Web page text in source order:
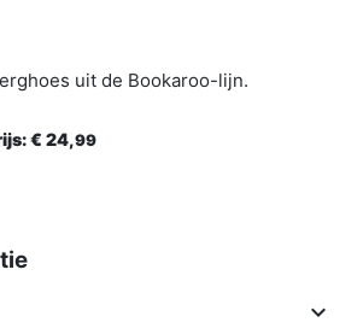
uit de Bookaroo-lijn.
€ 24,99
